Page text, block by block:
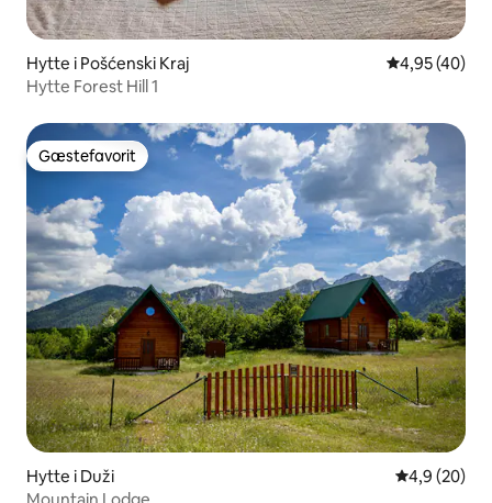
Hytte i Pošćenski Kraj 4,95 ud af 5 i
4,95 (40)
Hytte Forest Hill 1
Gæstefavorit
Gæstefavorit
Hytte i Duži 4,9 ud af 5 i
4,9 (20)